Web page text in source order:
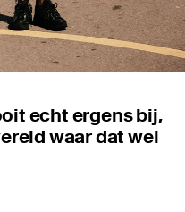
echt ergens bij,
waar dat wel